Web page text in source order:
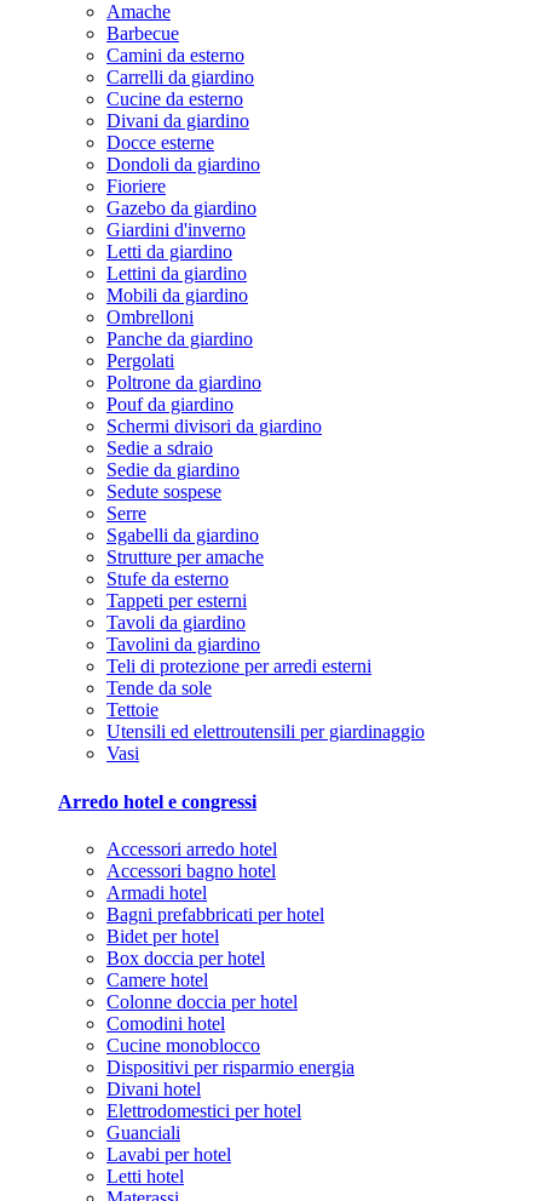
Amache
Barbecue
Camini da esterno
Carrelli da giardino
Cucine da esterno
Divani da giardino
Docce esterne
Dondoli da giardino
Fioriere
Gazebo da giardino
Giardini d'inverno
Letti da giardino
Lettini da giardino
Mobili da giardino
Ombrelloni
Panche da giardino
Pergolati
Poltrone da giardino
Pouf da giardino
Schermi divisori da giardino
Sedie a sdraio
Sedie da giardino
Sedute sospese
Serre
Sgabelli da giardino
Strutture per amache
Stufe da esterno
Tappeti per esterni
Tavoli da giardino
Tavolini da giardino
Teli di protezione per arredi esterni
Tende da sole
Tettoie
Utensili ed elettroutensili per giardinaggio
Vasi
Arredo hotel e congressi
Accessori arredo hotel
Accessori bagno hotel
Armadi hotel
Bagni prefabbricati per hotel
Bidet per hotel
Box doccia per hotel
Camere hotel
Colonne doccia per hotel
Comodini hotel
Cucine monoblocco
Dispositivi per risparmio energia
Divani hotel
Elettrodomestici per hotel
Guanciali
Lavabi per hotel
Letti hotel